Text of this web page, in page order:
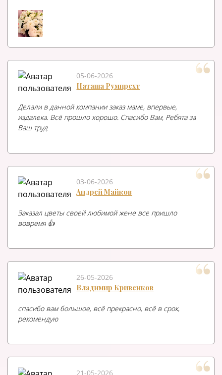
05-06-2026
Наташа Румпрехт
Делали в данной компании заказ маме, впервые,
издалека. Всё прошло хорошо. Спасибо Вам, Ребята за
Ваш труд
03-06-2026
Андрей Майков
Заказал цветы своей любимой жене все пришло
вовремя 👍
26-05-2026
Владимир Кривенков
спасибо вам большое, всё прекрасно, всё в срок,
рекомендую
21-05-2026